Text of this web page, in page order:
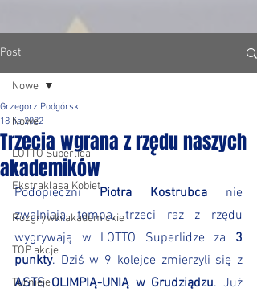
Post
Nowe
LOTTO Superliga
Ekstraklasa Kobiet
Rozgrywki akademickie
TOP akcje
Turnieje
Nowe
Trzecia wgrana z rzędu naszych
akademików
Grzegorz Podgórski
18 lis 2022
Podopieczni Piotra Kostrubca nie
zwalniają tempa, trzeci raz z rzędu
wygrywają w LOTTO Superlidze za 3
punkty
ASTS OLIMPIĄ-UNIĄ w Grudziądzu. Już